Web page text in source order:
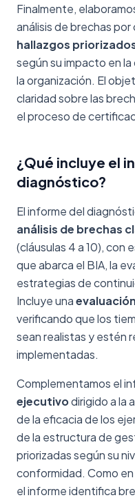
Finalmente,
análisis de brechas por
hallazgos
según su impacto en
la organización. El
claridad sobre las
el proceso de
¿Qué incluye el
diagnóstico?
El informe del
análisis de brechas
(cláusulas 4 a 10), con
que abarca el BIA, la
estrategias de
Incluye una
verificando que los
sean realistas y estén
implementadas.
Complementamos el
ejecutivodirigido a la
de la eficacia de los
de la estructura de
priorizadas según su
conformidad. Como
el informe identifica